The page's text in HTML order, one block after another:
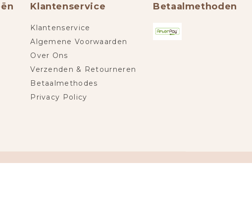
Klantenservice
Klantenservice
Algemene Voorwaarden
Over Ons
Verzenden & Retourneren
Betaalmethodes
Privacy Policy
Betaalmethoden